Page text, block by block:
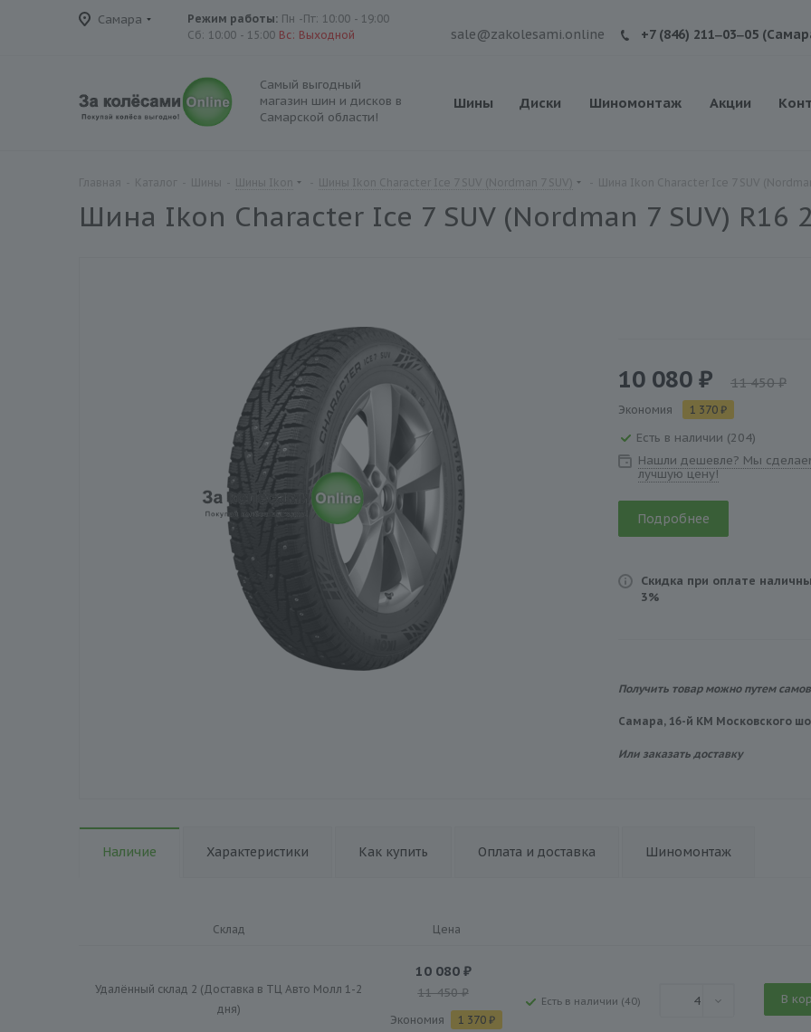
Самара Режим работы: Пн -Пт: 10:00 - 19:00
Сб: 10:00 - 15:00 Вс: Выходной sale@zakolesami.online +7 (846) 211‒03‒05
Самый выгодный
магазин шин и дисков в
Самарской области!
Шины Диски Шиномонтаж Акции
Шина Ikon Character Ice 7 SUV (Nordman 7 SUV) R16
10 080 ₽ 11 450 ₽
Экономия 1 370 ₽
Есть в наличии (204)
Нашли дешевле? Мы
лучшую цену!
Подробнее
Скидка при оплате
3%
Получить товар можно путем
Самара, 16-й КМ Московского
Или заказать доставку
Наличие Характеристики Как купить Оплата и доставка Шиномонтаж
Склад Цена
Удалённый склад 2 (Доставка в ТЦ Авто Молл 1-2
дня)
10 080₽
11 450₽
Экономия 1 370 ₽
Есть в наличии (40) 4 В